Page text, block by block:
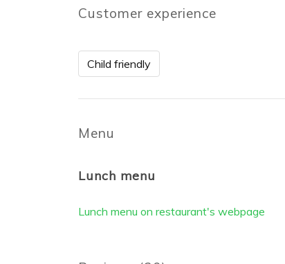
Customer experience
Child friendly
Menu
Lunch menu
Lunch menu on restaurant's webpage